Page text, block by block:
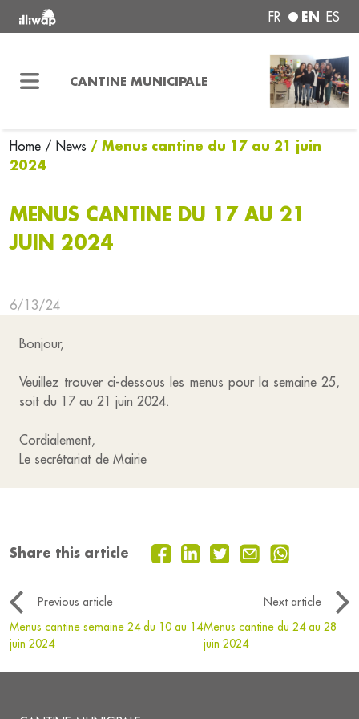
FR EN ES
CANTINE MUNICIPALE
Home / News / Menus cantine du 17 au 21 juin
2024
MENUS CANTINE DU 17 AU 21
JUIN 2024
6/13/24
Bonjour,
Veuillez trouver ci-dessous les menus pour la semaine 25,
soit du 17 au 21 juin 2024.
Cordialement,
Le secrétariat de Mairie
Share this article
Previous article
Next article
Menus cantine semaine 24 du 10 au 14
juin 2024
Menus cantine du 24 au 28
juin 2024